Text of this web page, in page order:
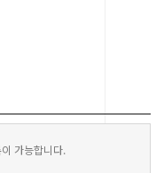
가능합니다.